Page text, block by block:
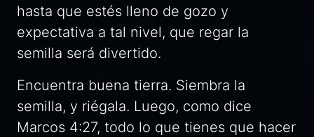
hasta que estés lleno de gozo y
expectativa a tal nivel, que regar la
semilla será divertido.
Encuentra buena tierra. Siembra la
semilla, y riégala. Luego, como dice
Marcos 4:27, todo lo que tienes que hacer